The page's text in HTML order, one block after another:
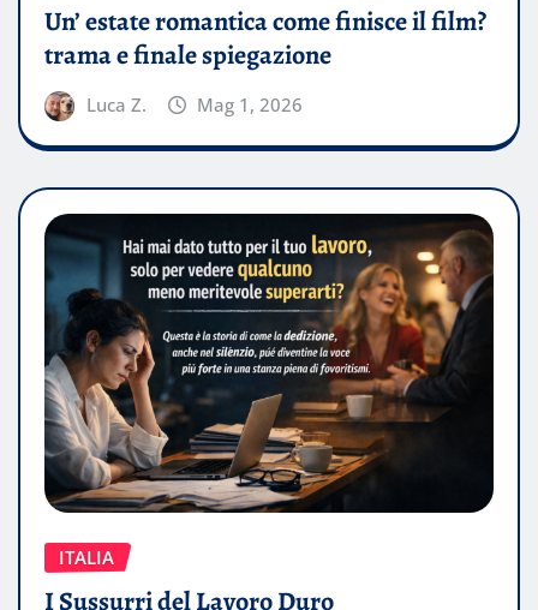
Un’ estate romantica come finisce il film?
trama e finale spiegazione
Luca Z. Mag 1, 2026
ITALIA
I Sussurri del Lavoro Duro